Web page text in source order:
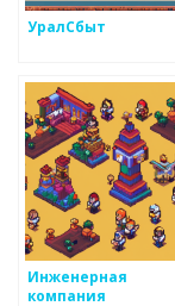
УралСбыт
Инженерная
компания